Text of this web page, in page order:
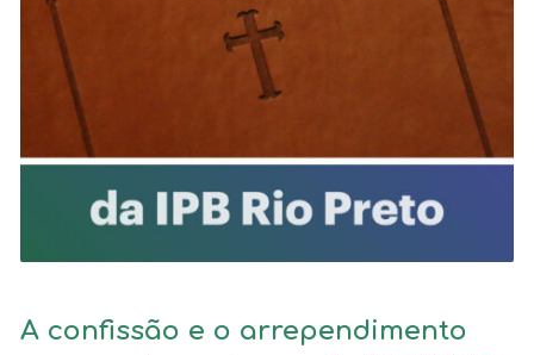
A confissão e o arrependimento